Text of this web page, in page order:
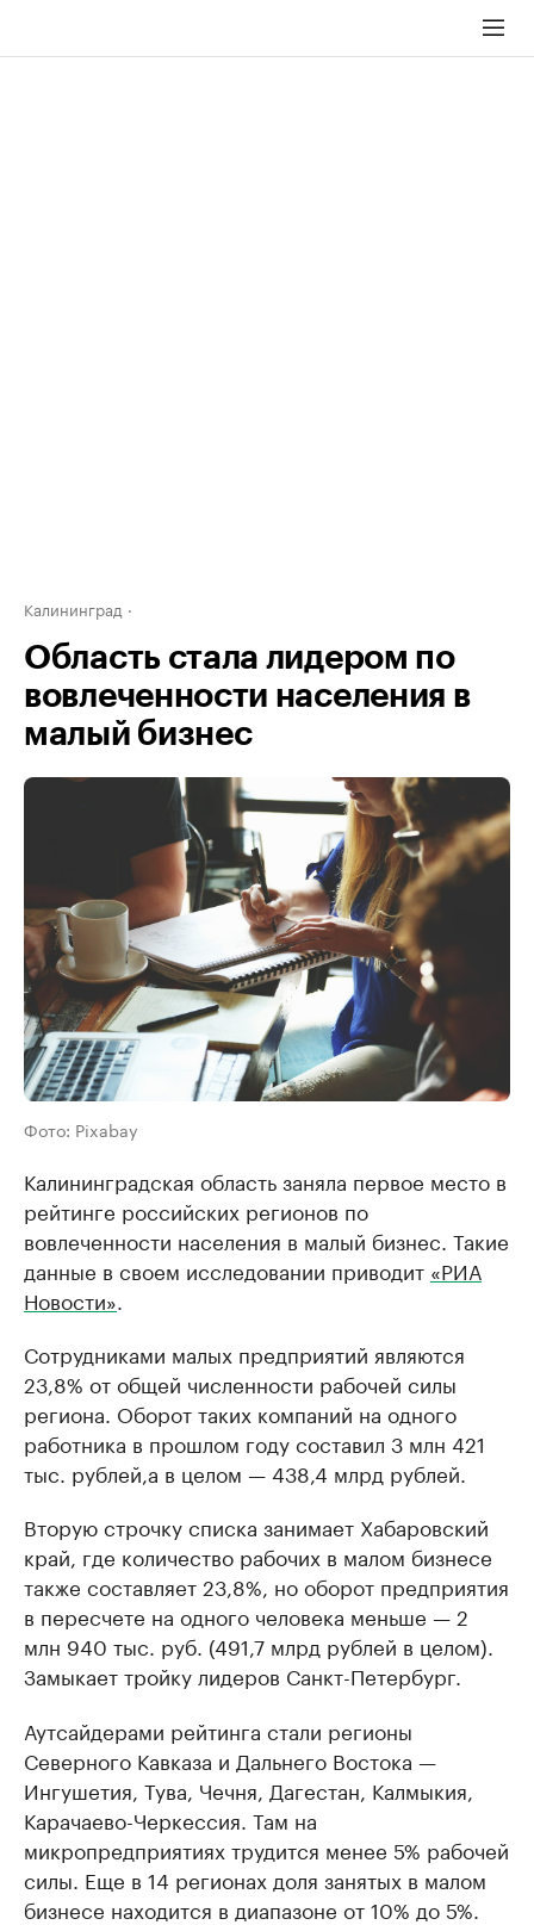
Калининград
Область стала лидером по
вовлеченности населения в
малый бизнес
Фото: Pixabay
Калининградская область заняла первое место в
рейтинге российских регионов по
вовлеченности населения в малый бизнес. Такие
данные в своем исследовании приводит «РИА
Новости»
Сотрудниками малых предприятий являются
23,8% от общей численности рабочей силы
региона. Оборот таких компаний на одного
работника в прошлом году составил 3 млн 421
тыс. рублей,а в целом — 438,4 млрд рублей.
Вторую строчку списка занимает Хабаровский
край, где количество рабочих в малом бизнесе
также составляет 23,8%, но оборот предприятия
в пересчете на одного человека меньше — 2
млн 940 тыс. руб. (491,7 млрд рублей в целом).
Замыкает тройку лидеров Санкт-Петербург.
Аутсайдерами рейтинга стали регионы
Северного Кавказа и Дальнего Востока —
Ингушетия, Тува, Чечня, Дагестан, Калмыкия,
Карачаево-Черкессия. Там на
микропредприятиях трудится менее 5% рабочей
силы. Еще в 14 регионах доля занятых в малом
бизнесе находится в диапазоне от 10% до 5%.